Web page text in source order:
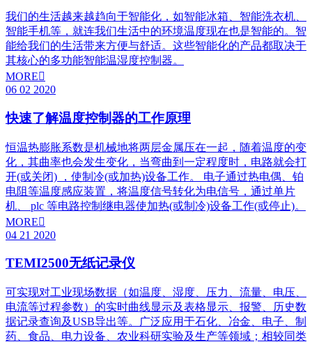
我们的生活越来越趋向于智能化，如智能冰箱、智能洗衣机、
智能手机等，就连我们生活中的环境温度现在也是智能的。智
能给我们的生活带来方便与舒适。这些智能化的产品都取决于
其核心的多功能智能温湿度控制器。
MORE
06 02 2020
快速了解温度控制器的工作原理
恒温热膨胀系数是机械地将两层金属压在一起，随着温度的变
化，其曲率也会发生变化，当弯曲到一定程度时，电路就会打
开(或关闭) ，使制冷(或加热)设备工作。 电子通过热电偶、铂
电阻等温度感应装置，将温度信号转化为电信号，通过单片
机、 plc 等电路控制继电器使加热(或制冷)设备工作(或停止)。
MORE
04 21 2020
TEMI2500无纸记录仪
可实现对工业现场数据（如温度、湿度、压力、流量、电压、
电流等过程参数）的实时曲线显示及表格显示、报警、历史数
据记录查询及USB导出等。广泛应用于石化、冶金、电子、制
药、食品、电力设备、农业科研实验及生产等领域；相较同类